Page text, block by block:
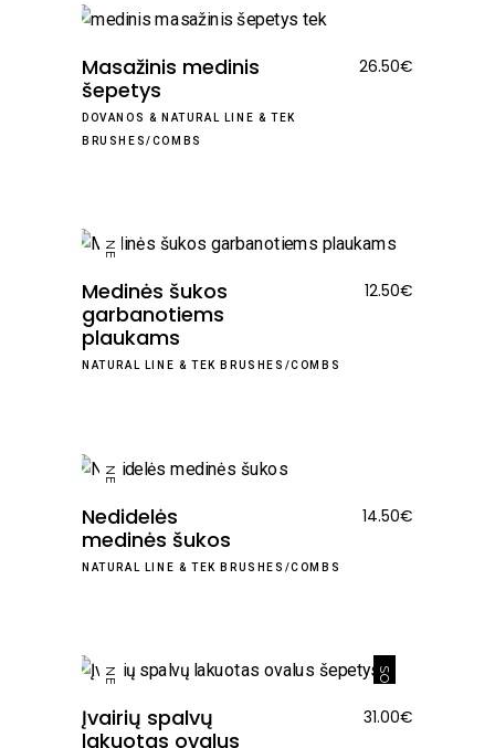
Masažinis medinis
šepetys
26.50€
DOVANOS & NATURAL LINE &TEK
BRUSHES/COMBS
NEW
Medinės šukos
garbanotiems
plaukams
12.50€
NATURAL LINE &TEK BRUSHES/COMBS
NEW
Nedidelės
medinės šukos
14.50€
NATURAL LINE &TEK BRUSHES/COMBS
SOLD
NEW
Įvairių spalvų
lakuotas ovalus
31.00€